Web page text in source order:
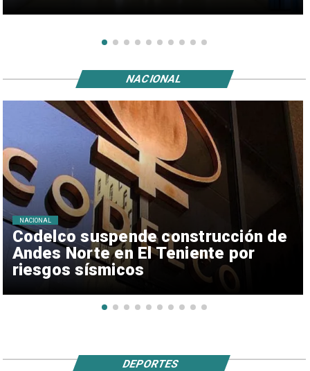
Codelco suspende construcción de
Andes Norte en El Teniente por
riesgos sísmicos
NACIONAL
NACIONAL
DEPORTES